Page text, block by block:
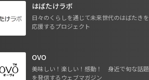
はばたけラボ
日々のくらしを通じて未来世代のはばたきを
応援するプロジェクト
OVO
美味しい！楽しい！感動！ 身近で旬な話題
を発信するウェブマガジン